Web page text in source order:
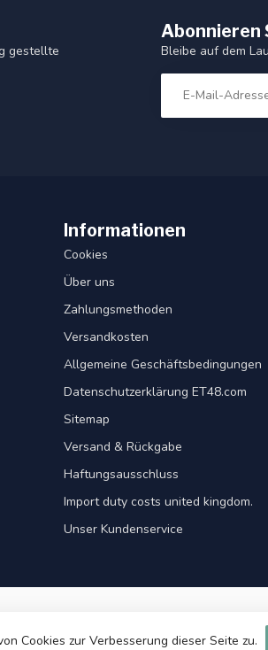
gestellte
Abonnieren
Bleibe auf dem
Informationen
Cookies
Über uns
Zahlungsmethoden
Versandkosten
Allgemeine Geschäftsbedingungen
Datenschutzerklärung ET48.com
Sitemap
Versand & Rückgabe
Haftungsausschluss
Import duty costs united kingdom.
Unser Kundenservice
Cookies zur Verbesserung dieser Seite zu.